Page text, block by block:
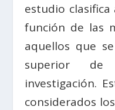
estudio
función de las
aquellos que
superior
investigación.
considerados